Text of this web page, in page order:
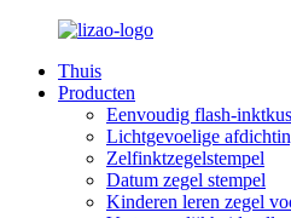
Thuis
Producten
Eenvoudig flash-
Lichtgevoelige
Zelfinktzegelstempel
Datum zegel stempel
Kinderen leren zegel